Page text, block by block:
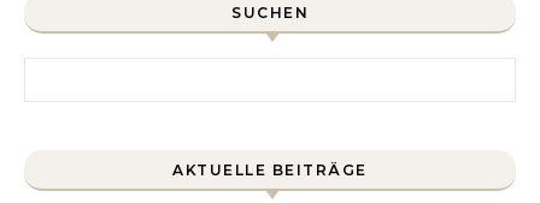
SUCHEN
AKTUELLE BEITRÄGE